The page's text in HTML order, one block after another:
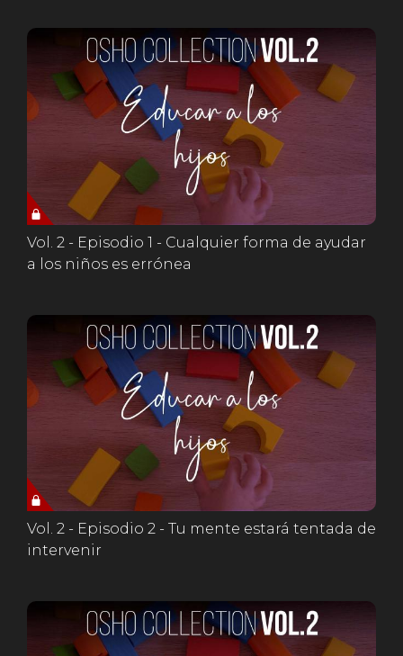
Vol. 2 - Episodio 1 - Cualquier forma de ayudar
a los niños es errónea
Vol. 2 - Episodio 2 - Tu mente estará tentada de
intervenir